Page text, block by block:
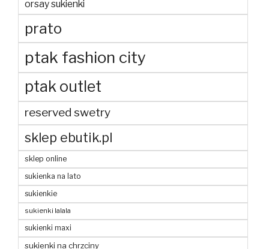
orsay sukienki
prato
ptak fashion city
ptak outlet
reserved swetry
sklep ebutik.pl
sklep online
sukienka na lato
sukienkie
sukienki lalala
sukienki maxi
sukienki na chrzciny